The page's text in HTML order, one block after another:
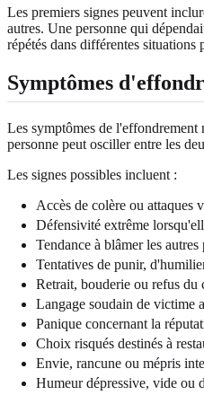
Les premiers signes peuvent
autres. Une personne qui
répétés dans différentes situations
Symptômes
Les symptômes de l'effondrement
personne peut osciller entre les
Les signes possibles incluent :
Accès de colère ou attaques
Défensivité extrême
Tendance à blâmer les
Tentatives de punir,
Retrait, bouderie ou refus du
Langage soudain de victime
Panique concernant la
Choix risqués destinés à
Envie, rancune ou mépris
Humeur dépressive, vide ou